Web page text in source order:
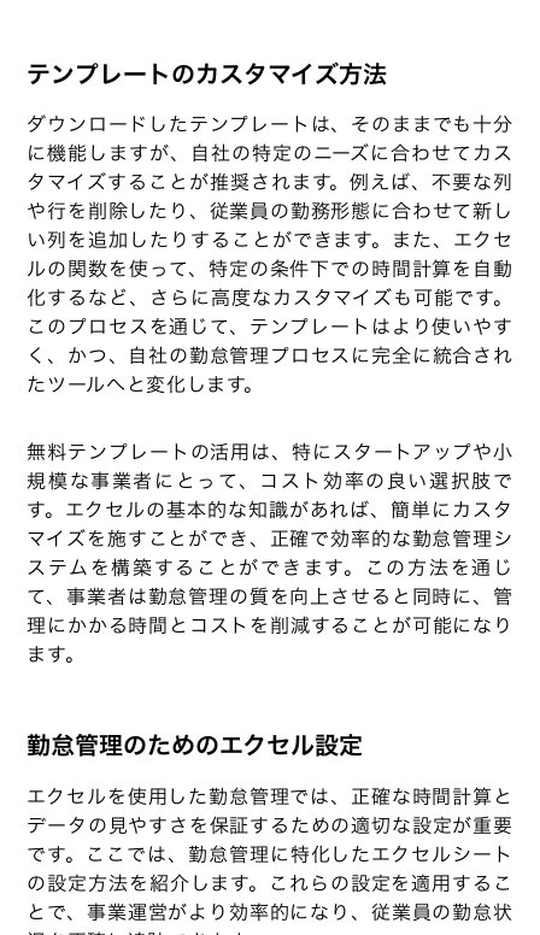
テンプレートのカスタマイズ方法
ダウンロードしたテンプレートは、そのままでも十分
に機能しますが、自社の特定のニーズに合わせてカス
タマイズすることが推奨されます。例えば、不要な列
や行を削除したり、従業員の勤務形態に合わせて新し
い列を追加したりすることができます。また、エクセ
ルの関数を使って、特定の条件下での時間計算を自動
化するなど、さらに高度なカスタマイズも可能です。
このプロセスを通じて、テンプレートはより使いやす
く、かつ、自社の勤怠管理プロセスに完全に統合され
たツールへと変化します。
無料テンプレートの活用は、特にスタートアップや小
規模な事業者にとって、コスト効率の良い選択肢で
す。エクセルの基本的な知識があれば、簡単にカスタ
マイズを施すことができ、正確で効率的な勤怠管理シ
ステムを構築することができます。この方法を通じ
て、事業者は勤怠管理の質を向上させると同時に、管
理にかかる時間とコストを削減することが可能になり
ます。
勤怠管理のためのエクセル設定
エクセルを使用した勤怠管理では、正確な時間計算と
データの見やすさを保証するための適切な設定が重要
です。ここでは、勤怠管理に特化したエクセルシート
の設定方法を紹介します。これらの設定を適用するこ
とで、事業運営がより効率的になり、従業員の勤怠状